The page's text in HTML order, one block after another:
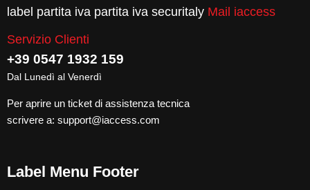
label partita iva partita iva securitaly Mail iaccess
Servizio Clienti
+39 0547 1932 159
Dal Lunedì al Venerdì
Per aprire un ticket di assistenza tecnica
scrivere a: support@iaccess.com
Label Menu Footer